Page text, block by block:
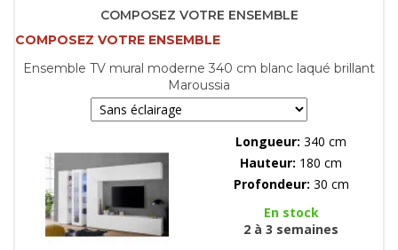
COMPOSEZ VOTRE ENSEMBLE
COMPOSEZ VOTRE ENSEMBLE
Ensemble TV mural moderne 340 cm blanc laqué brillant
Maroussia
Longueur: 340 cm
Hauteur: 180 cm
Profondeur: 30 cm
En stock
2 à 3 semaines